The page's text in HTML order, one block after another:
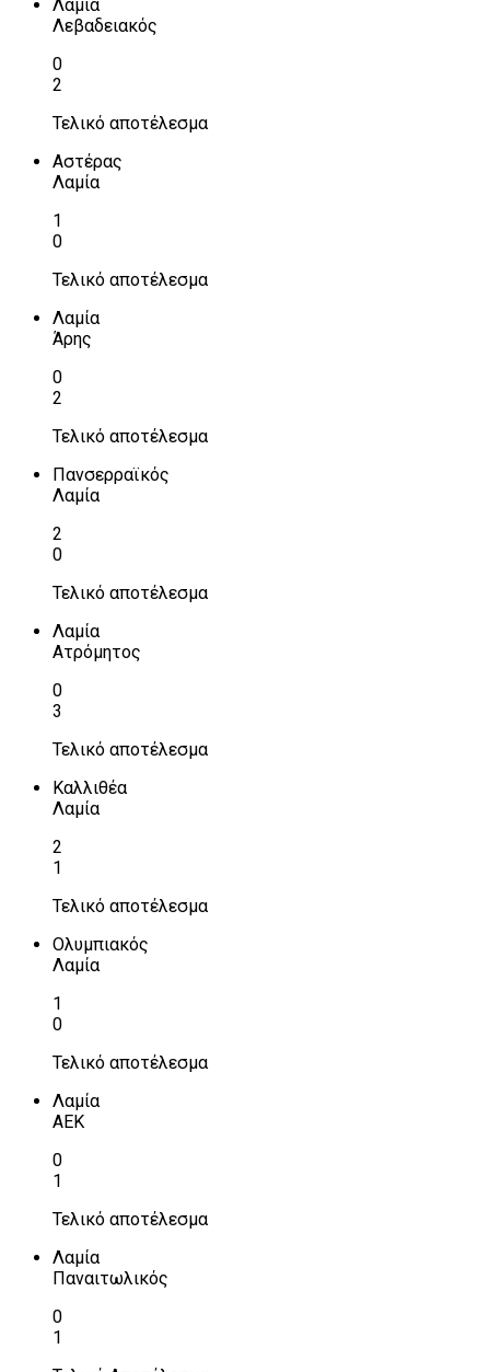
Λαμία
Λεβαδειακός
0
2
Τελικό αποτέλεσμα
Αστέρας
Λαμία
1
0
Τελικό αποτέλεσμα
Λαμία
Άρης
0
2
Τελικό αποτέλεσμα
Πανσερραϊκός
Λαμία
2
0
Τελικό αποτέλεσμα
Λαμία
Ατρόμητος
0
3
Τελικό αποτέλεσμα
Καλλιθέα
Λαμία
2
1
Τελικό αποτέλεσμα
Ολυμπιακός
Λαμία
1
0
Τελικό αποτέλεσμα
Λαμία
ΑΕΚ
0
1
Τελικό αποτέλεσμα
Λαμία
Παναιτωλικός
0
1